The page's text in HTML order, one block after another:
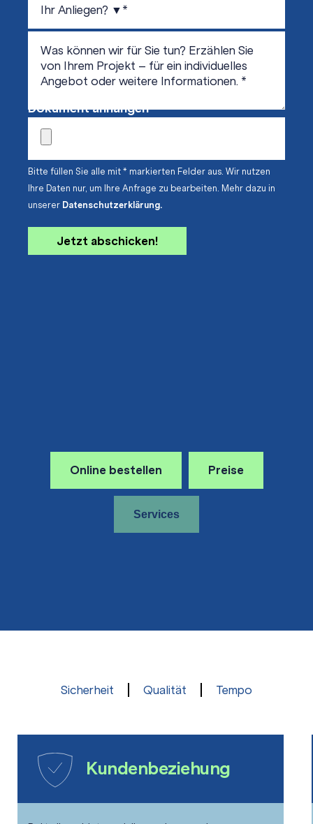
Dokument anhängen
Bitte füllen Sie alle mit * markierten Felder aus. Wir nutzen
Ihre Daten nur, um Ihre Anfrage zu bearbeiten. Mehr dazu in
unserer Datenschutzerklärung.
Online bestellen Preise
Services
Sicherheit Qualität Tempo
Kundenbeziehung